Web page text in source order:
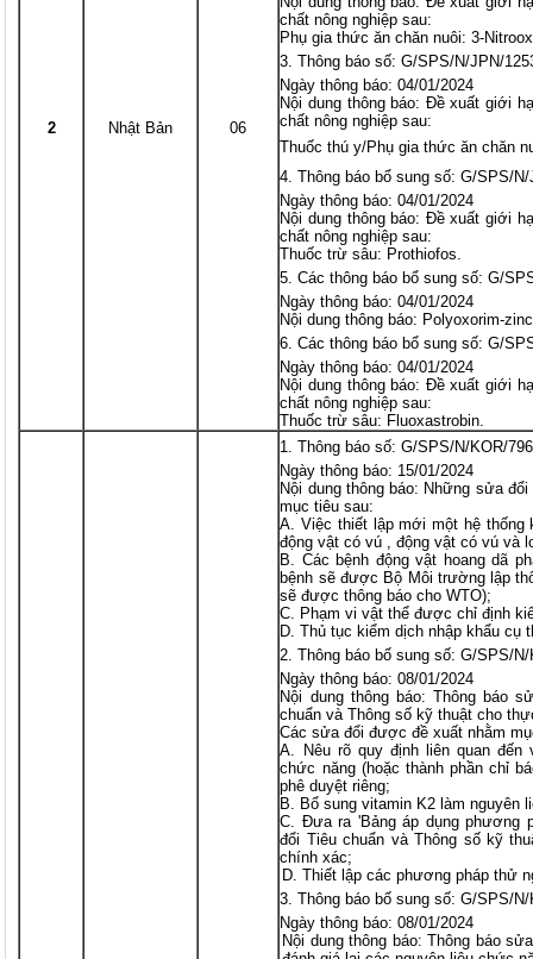
2 Nhật Bản 06
chất nông nghiệp sau:
Phụ gia thức ăn chăn nuôi: 3-
Thông báo số: G/SPS/N/JPN/
Ngày thông báo: 04/01/2024
Nội dung thông báo: Đề xuất giới
chất nông nghiệp sau:
Thuốc thú y/Phụ gia thức ăn chăn
Thông báo bổ sung số: G/SPS/
Ngày thông báo: 04/01/2024
Nội dung thông báo: Đề xuất giới
chất nông nghiệp sau:
Thuốc trừ sâu: Prothiofos.
Các thông báo bổ sung số: G/
Ngày thông báo: 04/01/2024
Nội dung thông báo: Polyoxorim-zinc
Các thông báo bổ sung số: G/
Ngày thông báo: 04/01/2024
Nội dung thông báo: Đề xuất giới
chất nông nghiệp sau:
Thuốc trừ sâu: Fluoxastrobin.
Thông báo số: G/SPS/N/KOR/796
Ngày thông báo: 15/01/2024
Nội dung thông báo: Những sửa
mục tiêu sau:
A. Việc thiết lập mới một hệ thống
động vật có vú , động vật có vú và
B. Các bệnh động vật hoang dã
bệnh sẽ được Bộ Môi trường lập
sẽ được thông báo cho WTO);
C. Phạm vi vật thể được chỉ định
D. Thủ tục kiểm dịch nhập khẩu cụ
Thông báo bố sung số: G/SPS/
Ngày thông báo: 08/01/2024
Nội dung thông báo: Thông báo
chuẩn và Thông số kỹ thuật cho
Các sửa đổi được đề xuất nhằm
A. Nêu rõ quy định liên quan đến
chức năng (hoặc thành phần chỉ
phê duyệt riêng;
B. Bổ sung vitamin K2 làm nguyên
C. Đưa ra 'Bảng áp dụng phương
đổi Tiêu chuẩn và Thông số kỹ
chính xác;
D. Thiết lập các phương pháp thử
Thông báo bố sung số: G/SPS/
Ngày thông báo: 08/01/2024
Nội dung thông báo: Thông báo